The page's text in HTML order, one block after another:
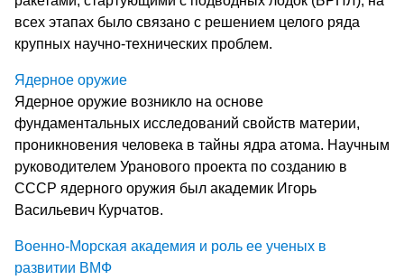
всех этапах было связано с решением целого ряда
крупных научно-технических проблем.
Ядерное оружие
Ядерное оружие возникло на основе
фундаментальных исследований свойств материи,
проникновения человека в тайны ядра атома. Научным
руководителем Уранового проекта по созданию в
СССР ядерного оружия был академик Игорь
Васильевич Курчатов.
Военно-Морская академия и роль ее ученых в
развитии ВМФ